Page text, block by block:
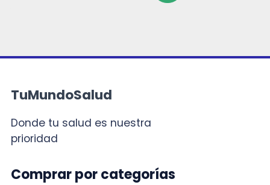
TuMundoSalud
Donde tu salud es nuestra
prioridad
Comprar por categorías